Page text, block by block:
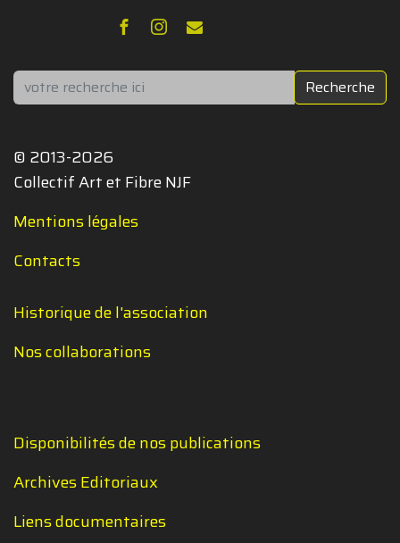
Rechercher Recherche
© 2013-2026
Collectif Art et Fibre NJF
Mentions légales
Contacts
Historique de l'association
Nos collaborations
Disponibilités de nos publications
Archives Editoriaux
Liens documentaires